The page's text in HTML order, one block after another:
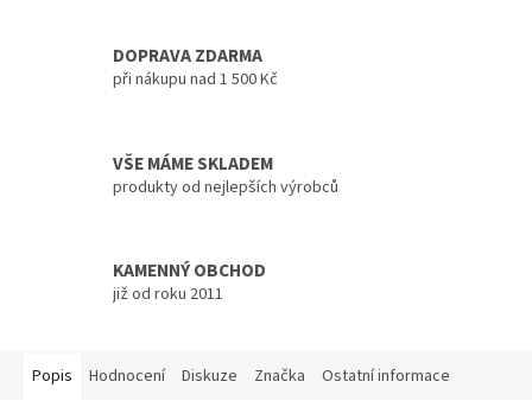
DOPRAVA ZDARMA
při nákupu nad 1 500 Kč
VŠE MÁME SKLADEM
produkty od nejlepších výrobců
KAMENNÝ OBCHOD
již od roku 2011
Popis Hodnocení Diskuze Značka Ostatní informace